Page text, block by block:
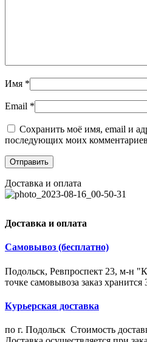
Имя *
Email *
Сохранить моё имя, email и
последующих моих
Доставка и оплата
Доставка и оплата
Самовывоз (бесплатно)
Подольск, Ревпроспект 23, м-н
точке самовывоза заказ хранится
Курьерская доставка
по г. Подольск Стоимость